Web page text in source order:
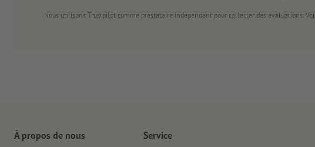
Nous utilisons Trustpilot comme prestataire indépendant pour collecter des évaluations.
À propos de nous Service